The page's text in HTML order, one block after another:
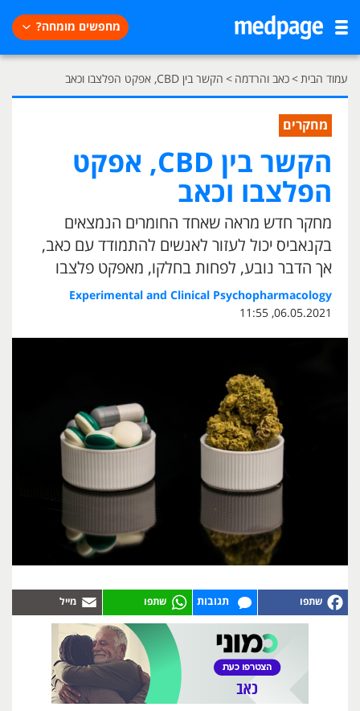
מחפשים מומחה?
עמוד הבית>כאב והרדמה > הקשר בין CBD, אפקט הפלצבו וכאב
מחקרים
הקשר בין CBD, אפקט
הפלצבו וכאב
מחקר חדש מראה שאחד החומרים הנמצאים
בקנאביס יכול לעזור לאנשים להתמודד עם כאב,
אך הדבר נובע, לפחות בחלקו, מאפקט פלצבו
Experimental and Clinical Psychopharmacology
06.05.2021, 11:55
תגובות